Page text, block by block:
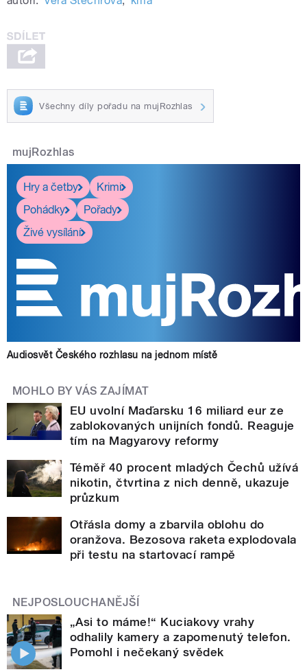
Všechny díly pořadu na mujRozhlas
mujRozhlas
Hry a četby
Krimi
Pohádky
Pořady
Živé vysílání
Audiosvět Českého rozhlasu na jednom místě
MOHLO BY VÁS ZAJÍMAT
EU uvolní Maďarsku 16 miliard eur ze
zablokovaných unijních fondů. Reaguje
tím na Magyarovy reformy
Téměř 40 procent mladých Čechů užívá
nikotin, čtvrtina z nich denně, ukazuje
průzkum
Otřásla domy a zbarvila oblohu do
oranžova. Bezosova raketa explodovala
při testu na startovací rampě
NEJPOSLOUCHANĚJŠÍ
„Asi to máme!“ Kuciakovy vrahy
odhalily kamery a zapomenutý telefon.
Pomohl i nečekaný svědek